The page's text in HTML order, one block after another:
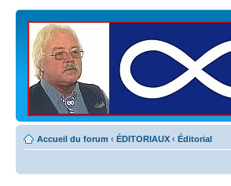
Accueil du forum ‹ ÉDITORIAUX ‹ Éditorial